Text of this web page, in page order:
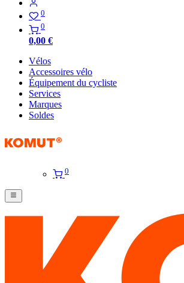
0
0
0,00 €
Vélos
Accessoires vélo
Équipement du cycliste
Services
Marques
Soldes
0